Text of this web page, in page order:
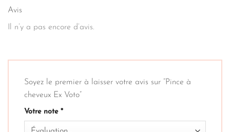
Avis
Il n’y a pas encore d’avis.
Soyez le premier à laisser votre avis sur “Pince à
cheveux Ex Voto”
Votre note *